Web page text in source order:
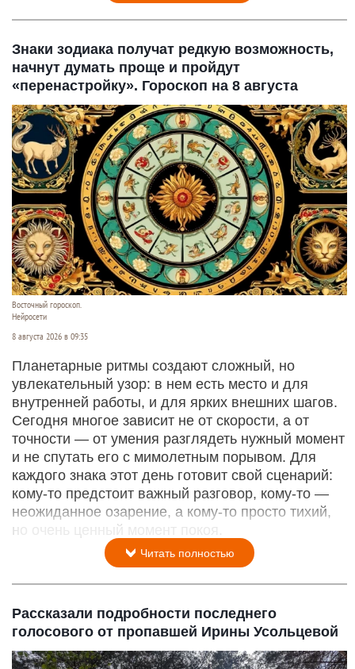
Знаки зодиака получат редкую возможность,
начнут думать проще и пройдут
«перенастройку». Гороскоп на 8 августа
Восточный гороскоп.
Нейросети
8 августа 2026 в 09:35
Планетарные ритмы создают сложный, но
увлекательный узор: в нем есть место и для
внутренней работы, и для ярких внешних шагов.
Сегодня многое зависит не от скорости, а от
точности — от умения разглядеть нужный момент
и не спутать его с мимолетным порывом. Для
каждого знака этот день готовит свой сценарий:
кому‑то предстоит важный разговор, кому‑то —
неожиданное озарение, а кому‑то просто тихий,
но очень ценный момент покоя.
Читать полностью
Рассказали подробности последнего
голосового от пропавшей Ирины Усольцевой